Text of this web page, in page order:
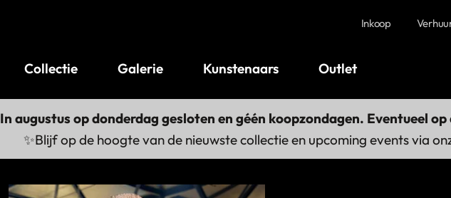
Inkoop
Collectie Galerie Kunstenaars Outlet
In augustus op donderdag gesloten en géén koopzondagen. Eventueel
✨Blijf op de hoogte van de nieuwste collectie en upcoming events via